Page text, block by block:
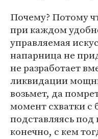
Почему? Потому
при каждом
управляемая
напарница не
не разработает
ликвидации
возьмет, да
момент схватки с
подставляясь
конечно, с кем